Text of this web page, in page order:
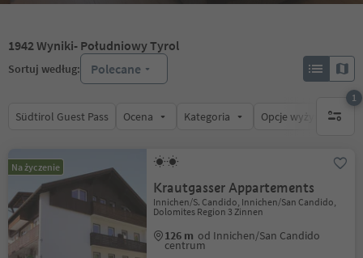
1942Wyniki- Południowy Tyrol
Sortuj według: Polecane
Südtirol Guest Pass Ocena Kategoria Opcje wyżywienia
1
1
Na życzenie
Krautgasser Appartements
Innichen/S. Candido, Innichen/San Candido,
Dolomites Region 3 Zinnen
126 m od Innichen/San Candido
centrum